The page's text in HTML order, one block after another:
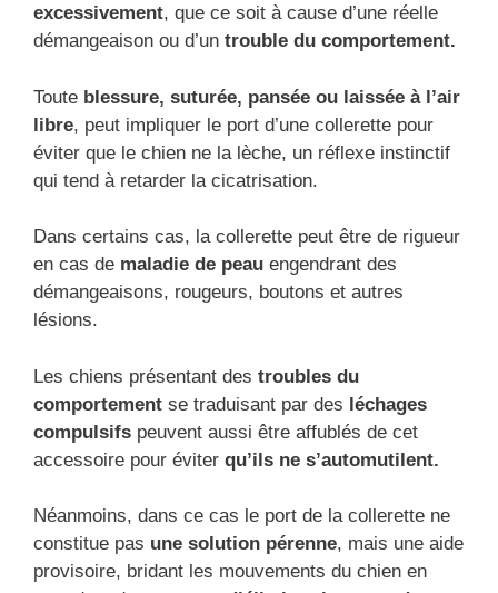
excessivement, que ce soit à cause d’une réelle
démangeaison ou d’un trouble du comportement.
Toute blessure, suturée, pansée ou laissée à l’air
libre, peut impliquer le port d’une collerette pour
éviter que le chien ne la lèche, un réflexe instinctif
qui tend à retarder la cicatrisation.
Dans certains cas, la collerette peut être de rigueur
en cas de maladie de peau engendrant des
démangeaisons, rougeurs, boutons et autres
lésions.
Les chiens présentant des troubles du
comportement se traduisant par des léchages
compulsifs peuvent aussi être affublés de cet
accessoire pour éviter qu’ils ne s’automutilent.
Néanmoins, dans ce cas le port de la collerette ne
constitue pas une solution pérenne, mais une aide
provisoire, bridant les mouvements du chien en